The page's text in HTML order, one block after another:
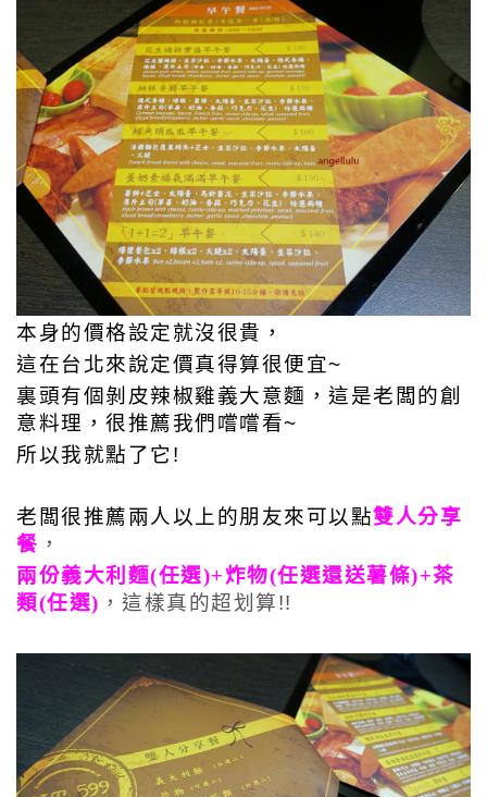
本身的價格設定就沒很貴，
這在台北來說定價真得算很便宜~
裏頭有個剝皮辣椒雞義大意麵，這是老闆的創
意料理，很推薦我們嚐嚐看~
所以我就點了它!
老闆很推薦兩人以上的朋友來可以點雙人分享
餐 ，
兩份義大利麵(任選)+炸物(任選還送薯條)+茶
類(任選) ，這樣真的超划算!!